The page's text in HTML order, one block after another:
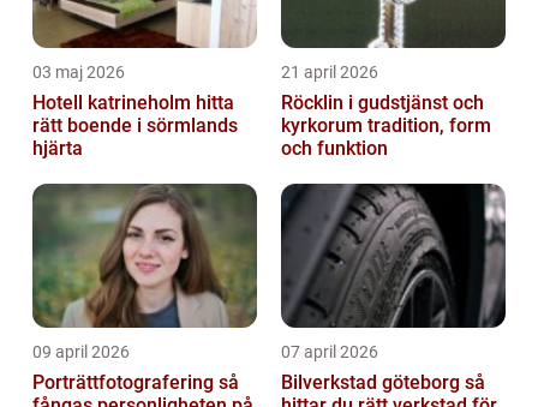
03 maj 2026
Hotell katrineholm hitta
rätt boende i sörmlands
hjärta
21 april 2026
Röcklin i gudstjänst och
kyrkorum tradition, form
och funktion
09 april 2026
Porträttfotografering så
07 april 2026
Bilverkstad göteborg så